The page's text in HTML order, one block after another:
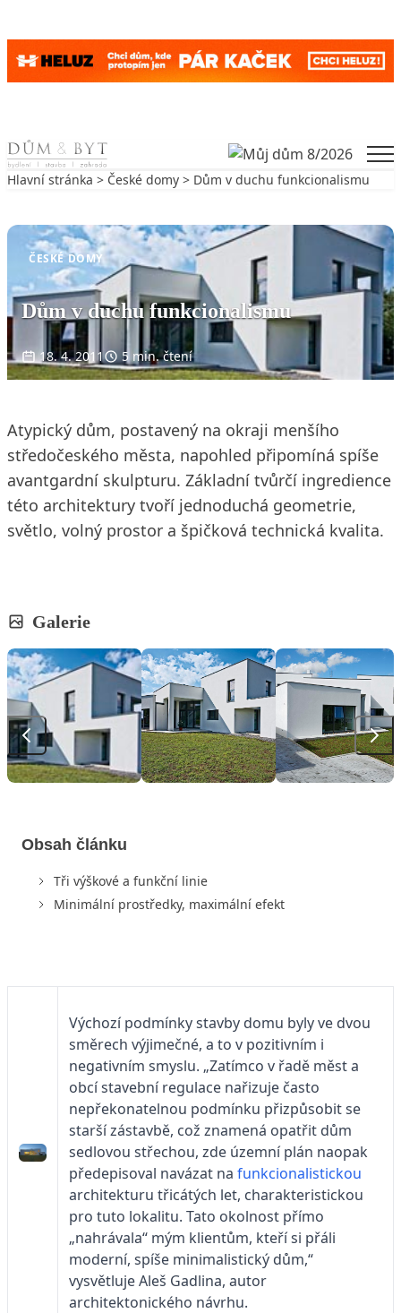
Skip to content
Hlavní stránka > České domy > Dům v duchu funkcionalismu
ČESKÉ DOMY
Dům v duchu funkcionalismu
18. 4. 2011 5 min. čtení
Atypický dům, postavený na okraji menšího
středočeského města, napohled připomíná spíše
avantgardní skulpturu. Základní tvůrčí ingredience
této architektury tvoří jednoduchá geometrie,
světlo, volný prostor a špičková technická kvalita.
Galerie
Obsah článku
Tři výškové a funkční linie
Minimální prostředky, maximální efekt
Výchozí podmínky stavby domu byly ve dvou
směrech výjimečné, a to v pozitivním i
negativním smyslu. „Zatímco v řadě měst a
obcí stavební regulace nařizuje často
nepřekonatelnou podmínku přizpůsobit se
starší zástavbě, což znamená opatřit dům
sedlovou střechou, zde územní plán naopak
předepisoval navázat na funkcionalistickou
architekturu třicátých let, charakteristickou
pro tuto lokalitu. Tato okolnost přímo
„nahrávala“ mým klientům, kteří si přáli
moderní, spíše minimalistický dům,“
vysvětluje Aleš Gadlina, autor
architektonického návrhu.